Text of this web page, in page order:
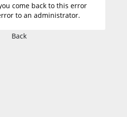
come back to this error
to an administrator.
Back